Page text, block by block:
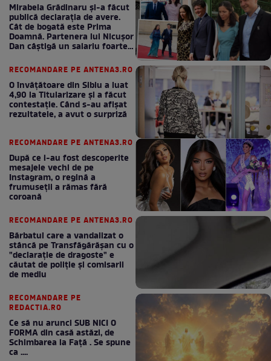
Mirabela Grădinaru și-a făcut
publică declarația de avere.
Cât de bogată este Prima
Doamnă. Partenera lui Nicușor
Dan câștigă un salariu foarte
RECOMANDARE PE ANTENA3.RO
O învățătoare din Sibiu a luat
4,90 la Titularizare și a făcut
contestație. Când s-au afișat
rezultatele, a avut o surpriză
RECOMANDARE PE ANTENA3.RO
După ce i-au fost descoperite
mesajele vechi de pe
Instagram, o regină a
frumuseții a rămas fără
coroană
RECOMANDARE PE ANTENA3.RO
Bărbatul care a vandalizat o
stâncă pe Transfăgărășan cu o
"declaraţie de dragoste" e
căutat de poliție și comisarii
de mediu
RECOMANDARE PE
REDACTIA.RO
Ce să nu arunci SUB NICI O
FORMA din casă astăzi, de
Schimbarea la Față . Se spune
ca ....